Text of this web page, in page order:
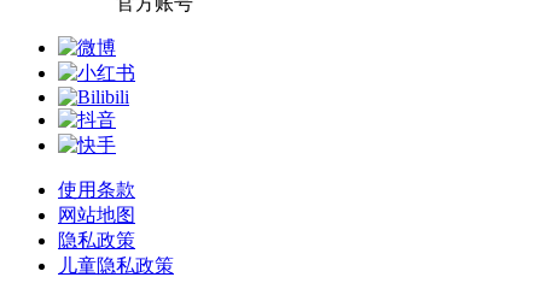
使用条款
网站地图
隐私政策
儿童隐私政策